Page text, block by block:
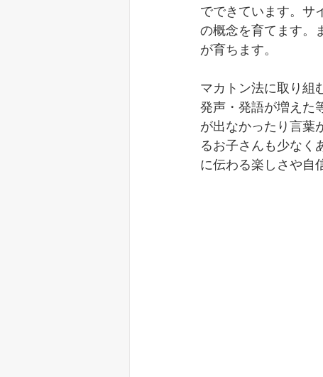
でできています。サ
の概念を育てます。
が育ちます。
マカトン法に取り組
発声・発語が増えた
が出なかったり言葉
るお子さんも少なく
に伝わる楽しさや自